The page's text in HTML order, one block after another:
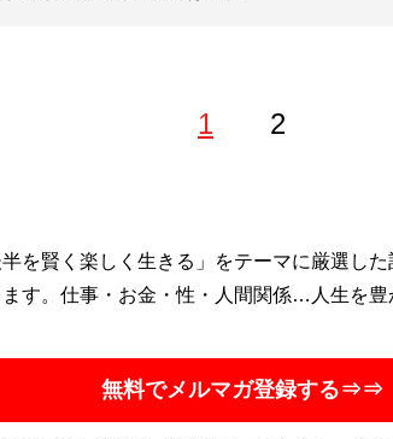
1 2
生まれ。作家／評論家／令和政治社会問
科卒。20代後半からネトウヨ陣営の気鋭
体質や年功序列に愛想を尽かし、現在は距
もウソばかり』（新潮社）、『ネット右
文社）など、著書多数
を賢く楽しく生きる」をテーマに厳選し
す。仕事・お金・性・人間関係…人生を
無料でメルマガ登録する⇒⇒